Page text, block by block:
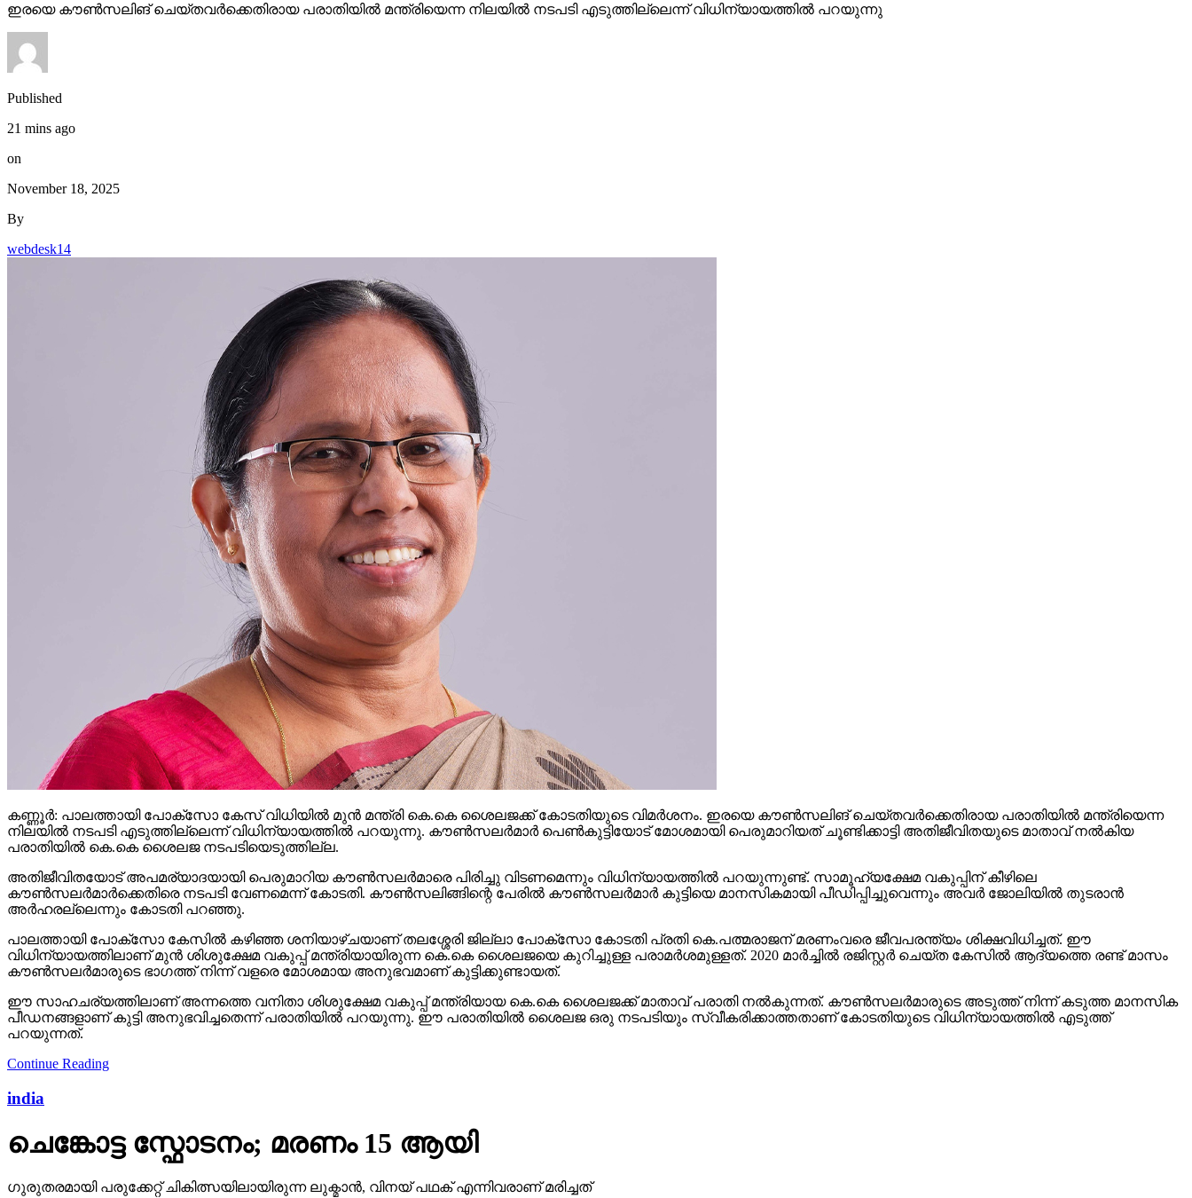
ഇരയെ കൗണ്‍സലിങ് ചെയ്തവര്‍ക്കെതിരായ പരാതിയില്‍ മന്ത്രിയെന്ന നിലയില്‍ നടപടി എടുത്തില്ലെന്ന് വിധിന്യായത്തില്‍ പറയുന്നു
Published
21 mins ago
on
November 18, 2025
By
webdesk14
കണ്ണൂര്‍: പാലത്തായി പോക്സോ കേസ് വിധിയില്‍ മുന്‍ മന്ത്രി കെ.കെ ശൈലജക്ക് കോടതിയുടെ വിമര്‍ശനം. ഇരയെ കൗണ്‍സലിങ് ചെയ്തവര്‍ക്കെതിരായ പരാതിയില്‍ മന്ത്രിയെന്ന
നിലയില്‍ നടപടി എടുത്തില്ലെന്ന് വിധിന്യായത്തില്‍ പറയുന്നു. കൗണ്‍സലര്‍മാര്‍ പെണ്‍കുട്ടിയോട് മോശമായി പെരുമാറിയത് ചൂണ്ടിക്കാട്ടി അതിജീവിതയുടെ മാതാവ് നല്‍കിയ
പരാതിയില്‍ കെ.കെ ശൈലജ നടപടിയെടുത്തില്ല.
അതിജീവിതയോട് അപമര്യാദയായി പെരുമാറിയ കൗണ്‍സലര്‍മാരെ പിരിച്ചു വിടണമെന്നും വിധിന്യായത്തില്‍ പറയുന്നുണ്ട്. സാമൂഹ്യക്ഷേമ വകുപ്പിന് കീഴിലെ
കൗണ്‍സലര്‍മാര്‍ക്കെതിരെ നടപടി വേണമെന്ന് കോടതി. കൗണ്‍സലിങ്ങിന്റെ പേരില്‍ കൗണ്‍സലര്‍മാര്‍ കുട്ടിയെ മാനസികമായി പീഡിപ്പിച്ചുവെന്നും അവര്‍ ജോലിയില്‍ തുടരാന്‍
അര്‍ഹരല്ലെന്നും കോടതി പറഞ്ഞു.
പാലത്തായി പോക്സോ കേസില്‍ കഴിഞ്ഞ ശനിയാഴ്ചയാണ് തലശ്ശേരി ജില്ലാ പോക്സോ കോടതി പ്രതി കെ.പത്മരാജന് മരണംവരെ ജീവപരന്ത്യം ശിക്ഷവിധിച്ചത്. ഈ
വിധിന്യായത്തിലാണ് മുന്‍ ശിശുക്ഷേമ വകുപ്പ് മന്ത്രിയായിരുന്ന കെ.കെ ശൈലജയെ കുറിച്ചുള്ള പരാമര്‍ശമുള്ളത്. 2020 മാര്‍ച്ചില്‍ രജിസ്റ്റര്‍ ചെയ്ത കേസില്‍ ആദ്യത്തെ രണ്ട് മാസം
കൗണ്‍സലര്‍മാരുടെ ഭാഗത്ത് നിന്ന് വളരെ മോശമായ അനുഭവമാണ് കുട്ടിക്കുണ്ടായത്.
ഈ സാഹചര്യത്തിലാണ് അന്നത്തെ വനിതാ ശിശുക്ഷേമ വകുപ്പ് മന്ത്രിയായ കെ.കെ ശൈലജക്ക് മാതാവ് പരാതി നല്‍കുന്നത്. കൗണ്‍സലര്‍മാരുടെ അടുത്ത് നിന്ന് കടുത്ത മാനസിക
പീഡനങ്ങളാണ് കുട്ടി അനുഭവിച്ചതെന്ന് പരാതിയില്‍ പറയുന്നു. ഈ പരാതിയില്‍ ശൈലജ ഒരു നടപടിയും സ്വീകരിക്കാത്തതാണ് കോടതിയുടെ വിധിന്യായത്തില്‍ എടുത്ത്
പറയുന്നത്.
Continue Reading
india
ചെങ്കോട്ട സ്ഫോടനം; മരണം 15 ആയി
ഗുരുതരമായി പരുക്കേറ്റ് ചികിത്സയിലായിരുന്ന ലുക്മാൻ, വിനയ് പഥക് എന്നിവരാണ് മരിച്ചത്